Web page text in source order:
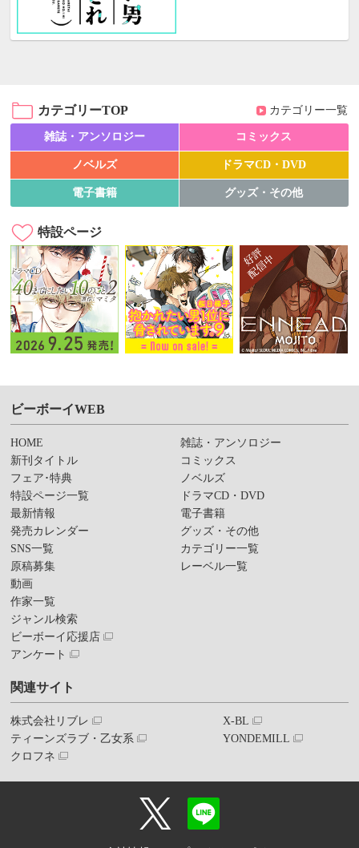
カテゴリーTOP カテゴリー一覧
雑誌・アンソロジー コミックス
ノベルズ ドラマCD・DVD
電子書籍 グッズ・その他
特設ページ
ビーボーイWEB
HOME
新刊タイトル
フェア･特典
特設ページ一覧
最新情報
発売カレンダー
SNS一覧
原稿募集
動画
作家一覧
ジャンル検索
ビーボーイ応援店
アンケート
雑誌・アンソロジー
コミックス
ノベルズ
ドラマCD・DVD
電子書籍
グッズ・その他
カテゴリー一覧
レーベル一覧
関連サイト
株式会社リブレ
ティーンズラブ・乙女系
クロフネ
X-BL
YONDEMILL